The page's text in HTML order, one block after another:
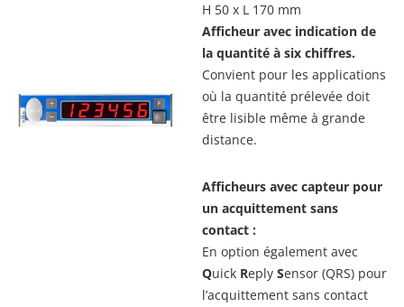
H 50 x L 170 mm
Afficheur avec indication de
la quantité à six chiffres.
Convient pour les applications
où la quantité prélevée doit
être lisible même à grande
distance.
Afficheurs avec capteur pour
un acquittement sans
contact :
En option également avec
Quick Reply Sensor (QRS) pour
l’acquittement sans contact